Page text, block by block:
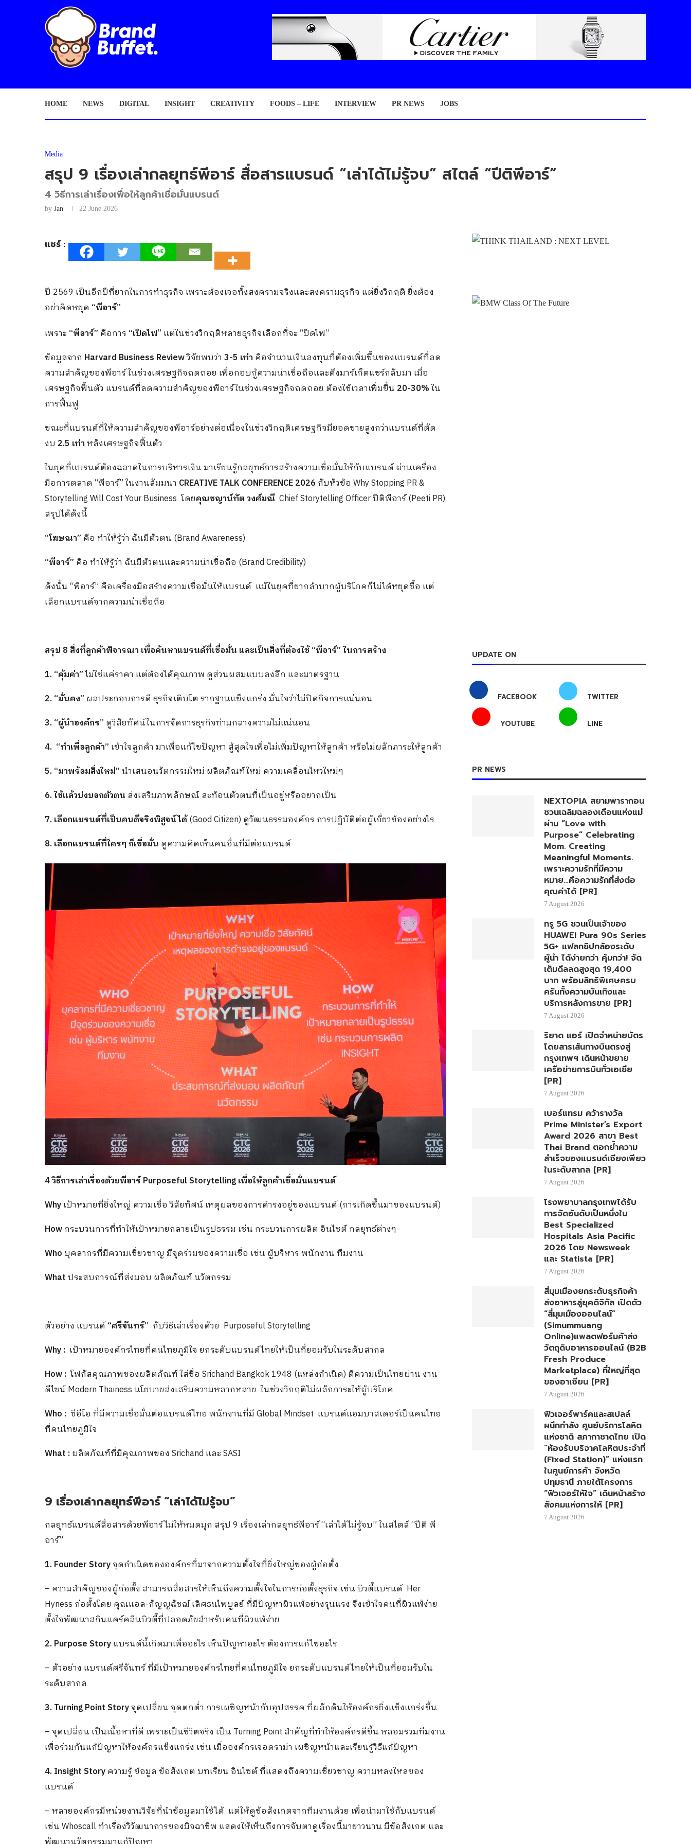
HOME NEWS DIGITAL INSIGHT CREATIVITY FOODS – LIFE INTERVIEW PR NEWS JOBS
Media
สรุป 9 เรื่องเล่ากลยุทธ์พีอาร์ สื่อสารแบรนด์ “เล่าได้ไม่รู้จบ” สไตล์ “ปีติพีอาร์”
4 วิธีการเล่าเรื่องเพื่อให้ลูกค้าเชื่อมั่นแบรนด์
by Jan 22 June 2026
แชร์ :
ปี 2569 เป็นอีกปีที่ยากในการทำธุรกิจ เพราะต้องเจอทั้งสงครามจริงและสงครามธุรกิจ แต่ยิ่งวิกฤติ ยิ่งต้อง
อย่าคิดหยุด “พีอาร์”
เพราะ “พีอาร์” คือการ “เปิดไฟ” แต่ในช่วงวิกฤติหลายธุรกิจเลือกที่จะ “ปิดไฟ”
ข้อมูลจาก Harvard Business Reviewวิจัยพบว่า 3-5 เท่า คือจำนวนเงินลงทุนที่ต้องเพิ่มขึ้นของแบรนด์ที่ลด
ความสำคัญของพีอาร์ ในช่วงเศรษฐกิจถดถอย เพื่อกอบกู้ความน่าเชื่อถือและดึงมาร์เก็ตแชร์กลับมา เมื่อ
เศรษฐกิจฟื้นตัว แบรนด์ที่ลดความสำคัญของพีอาร์ในช่วงเศรษฐกิจถดถอย ต้องใช้เวลาเพิ่มขึ้น 20-30%ใน
การฟื้นฟู
ขณะที่แบรนด์ที่ให้ความสำคัญของพีอาร์อย่างต่อเนื่องในช่วงวิกฤติเศรษฐกิจมียอดขายสูงกว่าแบรนด์ที่ตัด
งบ 2.5 เท่าหลังเศรษฐกิจฟื้นตัว
ในยุคที่แบรนด์ต้องฉลาดในการบริหารเงิน มาเรียนรู้กลยุทธ์การสร้างความเชื่อมั่นให้กับแบรนด์ ผ่านเครื่อง
มือการตลาด “พีอาร์” ในงานสัมมนา CREATIVE TALK CONFERENCE 2026 กับหัวข้อ Why Stopping PR &
Storytelling Will Cost Your Business โดยคุณชญาน์ทัต วงศ์มณี Chief Storytelling Officer ปีติพีอาร์ (Peeti PR)
สรุปได้ดังนี้
“โฆษณา” คือ ทำให้รู้ว่า ฉันมีตัวตน (Brand Awareness)
“พีอาร์” คือ ทำให้รู้ว่า ฉันมีตัวตนและความน่าเชื่อถือ (Brand Credibility)
ดังนั้น “พีอาร์” คือเครื่องมือสร้างความเชื่อมั่นให้แบรนด์ แม้ในยุคที่ยากลำบากผู้บริโภคก็ไม่ได้หยุดซื้อ แต่
เลือกแบรนด์จากความน่าเชื่อถือ
สรุป 8 สิ่งที่ลูกค้าพิจารณา เพื่อค้นหาแบรนด์ที่เชื่อมั่น และเป็นสิ่งที่ต้องใช้ “พีอาร์” ในการสร้าง
1. “คุ้มค่า”ไม่ใช่แค่ราคา แต่ต้องได้คุณภาพ ดูส่วนผสมแบบลงลึก และมาตรฐาน
2. “มั่นคง” ผลประกอบการดี ธุรกิจเติบโต รากฐานแข็งแกร่ง มั่นใจว่าไม่ปิดกิจการแน่นอน
3. “ผู้นำองค์กร” ดูวิสัยทัศน์ในการจัดการธุรกิจท่ามกลางความไม่แน่นอน
4. “ทำเพื่อลูกค้า” เข้าใจลูกค้า มาเพื่อแก้ไขปัญหา สู้สุดใจเพื่อไม่เพิ่มปัญหาให้ลูกค้า หรือไม่ผลักภาระให้ลูกค้า
5. “มาพร้อมสิ่งใหม่”นำเสนอนวัตกรรมใหม่ ผลิตภัณฑ์ใหม่ ความเคลื่อนไหวใหม่ๆ
6. ใช้แล้วบ่งบอกตัวตน ส่งเสริมภาพลักษณ์ สะท้อนตัวตนที่เป็นอยู่หรืออยากเป็น
7. เลือกแบรนด์ที่เป็นคนดีจริงพิสูจน์ได้(Good Citizen) ดูวัฒนธรรมองค์กร การปฏิบัติต่อผู้เกี่ยวข้องอย่างไร
8. เลือกแบรนด์ที่ใครๆ ก็เชื่อมั่น ดูความคิดเห็นคนอื่นที่มีต่อแบรนด์
4 วิธีการเล่าเรื่องด้วยพีอาร์Purposeful Storytelling เพื่อให้ลูกค้าเชื่อมั่นแบรนด์
Whyเป้าหมายที่ยิ่งใหญ่ ความเชื่อ วิสัยทัศน์ เหตุผลของการดำรงอยู่ของแบรนด์ (การเกิดขึ้นมาของแบรนด์)
Howกระบวนการที่ทำให้เป้าหมายกลายเป็นรูปธรรม เช่น กระบวนการผลิต อินไซต์ กลยุทธ์ต่างๆ
Whoบุคลากรที่มีความเชี่ยวชาญ มีจุดร่วมของความเชื่อ เช่น ผู้บริหาร พนักงาน ทีมงาน
Whatประสบการณ์ที่ส่งมอบ ผลิตภัณฑ์ นวัตกรรม
ตัวอย่าง แบรนด์“ศรีจันทร์” กับวิธีเล่าเรื่องด้วย Purposeful Storytelling
Why : เป้าหมายองค์กรไทยที่คนไทยภูมิใจ ยกระดับแบรนด์ไทยให้เป็นที่ยอมรับในระดับสากล
How : โฟกัสคุณภาพของผลิตภัณฑ์ ใส่ชื่อ Srichand Bangkok 1948 (แหล่งกำเนิด) ตีความเป็นไทยผ่าน งาน
ดีไซน์ Modern Thainess นโยบายส่งเสริมความหลากหลาย ในช่วงวิกฤติไม่ผลักภาระให้ผู้บริโภค
Who : ซีอีโอ ที่มีความเชื่อมั่นต่อแบรนด์ไทย พนักงานที่มี Global Mindset แบรนด์แอมบาสเดอร์เป็นคนไทย
ที่คนไทยภูมิใจ
What :ผลิตภัณฑ์ที่มีคุณภาพของ Srichand และ SASI
9 เรื่องเล่ากลยุทธ์พีอาร์ “เล่าได้ไม่รู้จบ”
กลยุทธ์แบรนด์สื่อสารด้วยพีอาร์ ไม่ให้หมดมุก สรุป 9 เรื่องเล่ากลยุทธ์พีอาร์ “เล่าได้ไม่รู้จบ” ในสไตล์ “ปีติ พี
อาร์”
1. Founder Storyจุดกำเนิดขององค์กรที่มาจากความตั้งใจที่ยิ่งใหญ่ของผู้ก่อตั้ง
– ความสำคัญของผู้ก่อตั้ง สามารถสื่อสารให้เห็นถึงความตั้งใจในการก่อตั้งธุรกิจ เช่น บิวตี้แบรนด์ Her
Hyness ก่อตั้งโดย คุณแอล-กัญญฉัชฌ์ เลิศธนไพบูลย์ ที่มีปัญหาผิวแพ้อย่างรุนแรง จึงเข้าใจคนที่ผิวแพ้ง่าย
ตั้งใจพัฒนาสกินแคร์คลีนบิวตี้ที่ปลอดภัยสำหรับคนที่ผิวแพ้ง่าย
2. Purpose Storyแบรนด์นี้เกิดมาเพื่ออะไร เห็นปัญหาอะไร ต้องการแก้ไขอะไร
– ตัวอย่าง แบรนด์ศรีจันทร์ ที่มีเป้าหมายองค์กรไทยที่คนไทยภูมิใจ ยกระดับแบรนด์ไทยให้เป็นที่ยอมรับใน
ระดับสากล
3. Turning Point Storyจุดเปลี่ยน จุดตกต่ำ การเผชิญหน้ากับอุปสรรค ที่ผลักดันให้องค์กรยิ่งแข็งแกร่งขึ้น
– จุดเปลี่ยน เป็นเนื้อหาที่ดี เพราะเป็นชีวิตจริง เป็น Turning Point สำคัญที่ทำให้องค์กรดีขึ้น หลอมรวมทีมงาน
เพื่อร่วมกันแก้ปัญหาให้องค์กรแข็งแกร่ง เช่น เมื่อองค์กรเจอดราม่า เผชิญหน้าและเรียนรู้วิธีแก้ปัญหา
4. Insight Storyความรู้ ข้อมูล ข้อสังเกต บทเรียน อินไซต์ ที่แสดงถึงความเชี่ยวชาญ ความหลงใหลของ
แบรนด์
– หลายองค์กรมีหน่วยงานวิจัยที่นำข้อมูลมาใช้ได้ แต่ให้ดูข้อสังเกตจากทีมงานด้วย เพื่อนำมาใช้กับแบรนด์
เช่น Whoscall ทำเรื่องวิวัฒนาการของมิจฉาชีพ แสดงให้เห็นถึงการจับตาดูเรื่องนี้มายาวนาน มีข้อสังเกต และ
UPDATE ON
FACEBOOK TWITTER
YOUTUBE LINE
PR NEWS
NEXTOPIA สยามพารากอน
ชวนเฉลิมฉลองเดือนแห่งแม่
ผ่าน “Love with
Purpose” Celebrating
Mom. Creating
Meaningful Moments.
เพราะความรักที่มีความ
หมาย…คือความรักที่ส่งต่อ
คุณค่าได้ [PR]
7 August 2026
ทรู 5G ชวนเป็นเจ้าของ
HUAWEI Pura 90s Series
5G+ แฟลกชิปกล้องระดับ
ผู้นำ ได้ง่ายกว่า คุ้มกว่า! จัด
เต็มดีลลดสูงสุด 19,400
บาท พร้อมสิทธิพิเศษครบ
ครันทั้งความบันเทิงและ
บริการหลังการขาย [PR]
7 August 2026
ริยาด แอร์ เปิดจำหน่ายบัตร
โดยสารเส้นทางบินตรงสู่
กรุงเทพฯ เดินหน้าขยาย
เครือข่ายการบินทั่วเอเชีย
[PR]
7 August 2026
เบอร์แทรม คว้ารางวัล
Prime Minister’s Export
Award 2026 สาขา Best
Thai Brand ตอกย้ำความ
สำเร็จของแบรนด์เซียงเพียว
ในระดับสากล [PR]
7 August 2026
โรงพยาบาลกรุงเทพได้รับ
การจัดอันดับเป็นหนึ่งใน
Best Specialized
Hospitals Asia Pacific
2026 โดย Newsweek
และ Statista [PR]
7 August 2026
สี่มุมเมืองยกระดับธุรกิจค้า
ส่งอาหารสู่ยุคดิจิทัล เปิดตัว
“สี่มุมเมืองออนไลน์”
(Simummuang
Online)แพลตฟอร์มค้าส่ง
วัตถุดิบอาหารออนไลน์ (B2B
Fresh Produce
Marketplace) ที่ใหญ่ที่สุด
ของอาเซียน [PR]
7 August 2026
ฟิวเจอร์พาร์คและสเปลล์
ผนึกกำลัง ศูนย์บริการโลหิต
แห่งชาติ สภากาชาดไทย เปิด
“ห้องรับบริจาคโลหิตประจำที่
(Fixed Station)” แห่งแรก
ในศูนย์การค้า จังหวัด
ปทุมธานี ภายใต้โครงการ
“ฟิวเจอร์ให้ใจ” เดินหน้าสร้าง
สังคมแห่งการให้ [PR]
7 August 2026